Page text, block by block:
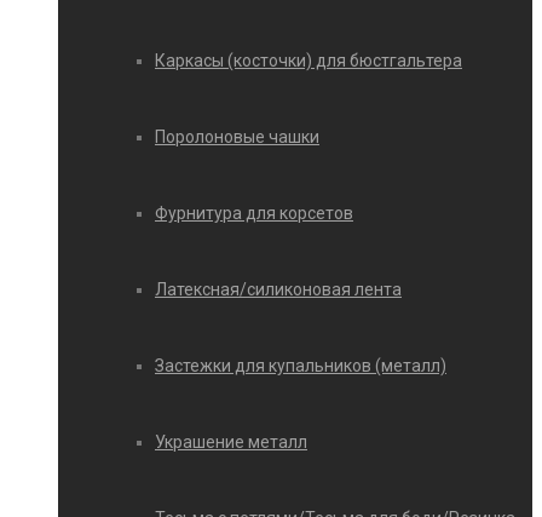
Каркасы (косточки) для бюстгальтера
Поролоновые чашки
Фурнитура для корсетов
Латексная/силиконовая лента
Застежки для купальников (металл)
Украшение металл